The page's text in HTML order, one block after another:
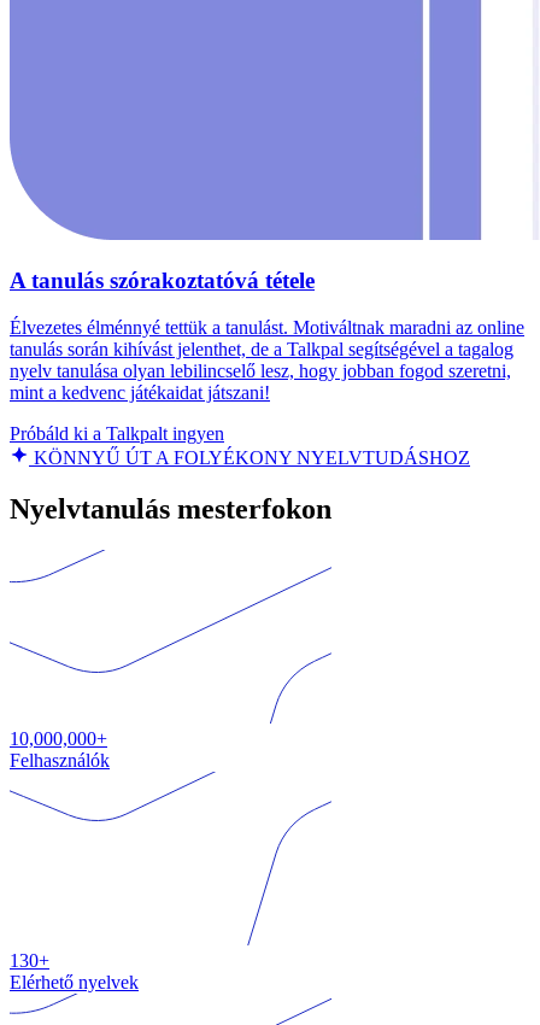
A tanulás szórakoztatóvá tétele
Élvezetes élménnyé tettük a tanulást. Motiváltnak maradni az online
tanulás során kihívást jelenthet, de a Talkpal segítségével a tagalog
nyelv tanulása olyan lebilincselő lesz, hogy jobban fogod szeretni,
mint a kedvenc játékaidat játszani!
Próbáld ki a Talkpalt ingyen
KÖNNYŰ ÚT A FOLYÉKONY NYELVTUDÁSHOZ
Nyelvtanulás mesterfokon
10,000,000+
Felhasználók
130+
Elérhető nyelvek